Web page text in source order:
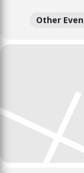
Other